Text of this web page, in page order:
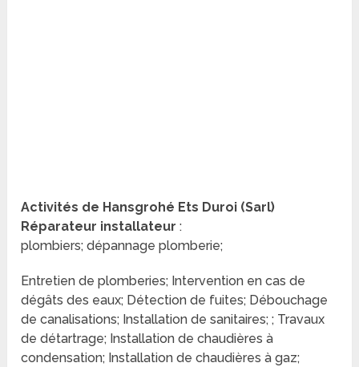
Activités de Hansgrohé Ets Duroi (Sarl)
Réparateur installateur :
plombiers; dépannage plomberie;
Entretien de plomberies; Intervention en cas de
dégâts des eaux; Détection de fuites; Débouchage
de canalisations; Installation de sanitaires; ; Travaux
de détartrage; Installation de chaudières à
condensation; Installation de chaudières à gaz;